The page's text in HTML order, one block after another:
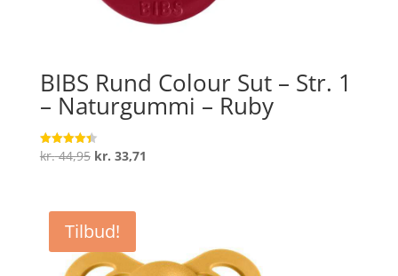
BIBS Rund Colour Sut – Str. 1
– Naturgummi – Ruby
Vurderet
4.4
kr.44,95 Den
var:
kr. 44,95.
kr. 33,71
Tilbud!